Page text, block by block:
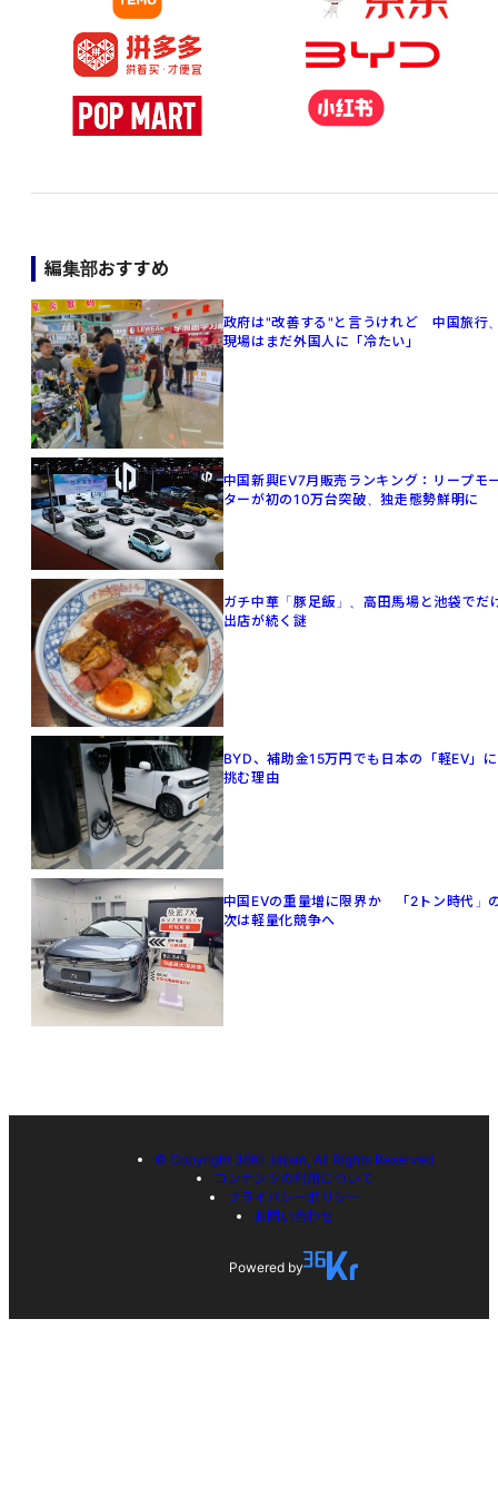
編集部おすすめ
政府は"改善する"と言うけれど 中国旅行
現場はまだ外国人に「冷たい」
中国新興EV7月販売ランキング：リープモ
ターが初の10万台突破、独走態勢鮮明に
ガチ中華「豚足飯」、高田馬場と池袋でだ
出店が続く謎
BYD、補助金15万円でも日本の「軽EV」に
挑む理由
中国EVの重量増に限界か 「2トン時代」
次は軽量化競争へ
© Copyright 36Kr Japan, All Rights Reserved
コンテンツの利用について
プライバシーポリシー
お問い合わせ
Powered by